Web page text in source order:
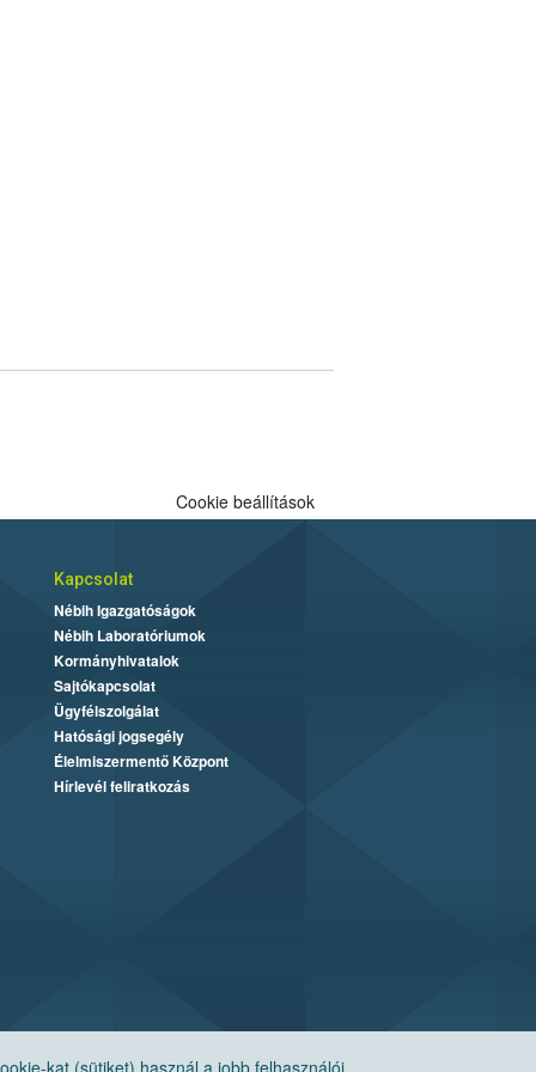
kat (sütiket) használ a jobb felhasználói
Cookie beállítások
Kapcsolat
Nébih Igazgatóságok
Nébih Laboratóriumok
Kormányhivatalok
Sajtókapcsolat
Ügyfélszolgálat
Hatósági jogsegély
Élelmiszermentő Központ
Hírlevél feliratkozás